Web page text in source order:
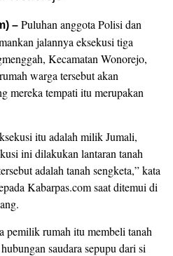
– Puluhan anggota Polisi dan
jalannya eksekusi tiga
Kecamatan Wonorejo,
warga tersebut akan
mereka tempati itu merupakan
itu adalah milik Jumali,
ini dilakukan lantaran tanah
adalah tanah sengketa,” kata
Kabarpas.com saat ditemui di
pemilik rumah itu membeli tanah
saudara sepupu dari si